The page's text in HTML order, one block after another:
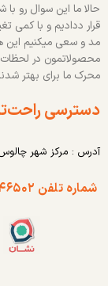
حالا ما این سوال رو
قرار ددادیم و با کمی
مد و سعی میکنیم این
محصولاتمون در لحظات
محرک ما برای بهتر
دسترسی
آدرس : مرکز شهر چالوس
شماره تلفن ۰۱۱۵۲۲۴۶۵۰۲